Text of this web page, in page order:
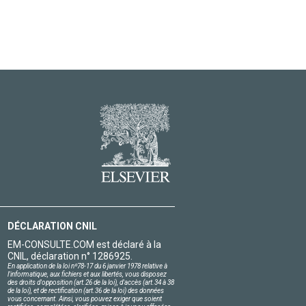
DÉCLARATION CNIL
EM-CONSULTE.COM est déclaré à la
CNIL, déclaration n° 1286925.
En application de la loi nº78-17 du 6 janvier 1978 relative à
l'informatique, aux fichiers et aux libertés, vous disposez
des droits d'opposition (art.26 de la loi), d'accès (art.34 à 38
de la loi), et de rectification (art.36 de la loi) des données
vous concernant. Ainsi, vous pouvez exiger que soient